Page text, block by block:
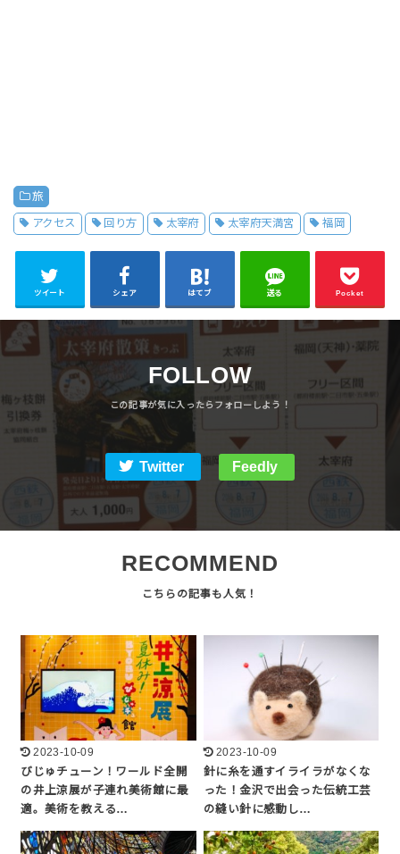
旅
アクセス 回り方 太宰府 太宰府天満宮 福岡
ツイート シェア はてブ 送る Pocket
FOLLOW
Twitter Feedly
RECOMMEND
2023-10-09
びじゅチューン！ワールド全開
の井上涼展が子連れ美術館に最
適。美術を教える…
2023-10-09
針に糸を通すイライラがなくな
った！金沢で出会った伝統工芸
の縫い針に感動し…